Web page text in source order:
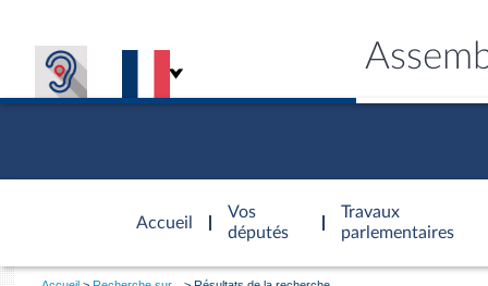
Accueil
d'accueil
Vos
députés
Travaux
parlementaires